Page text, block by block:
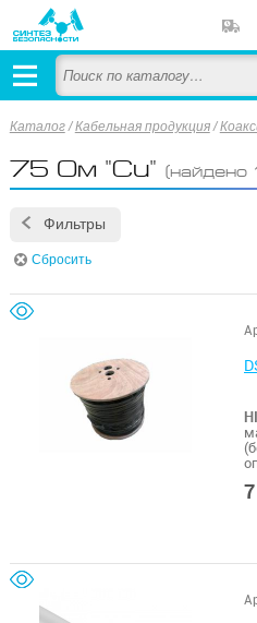
Каталог /Кабельная продукция /
75 Ом "Cu" (найдено
Фильтры
Сбросить